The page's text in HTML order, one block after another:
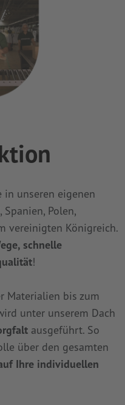
unseren eigenen
Polen,
vereinigten Königreich.
schnelle
!
Materialien bis zum
unter unserem Dach
ausgeführt. So
über den gesamten
Ihre individuellen